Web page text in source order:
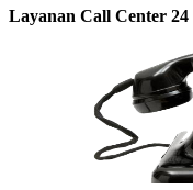
Layanan Call Center 24